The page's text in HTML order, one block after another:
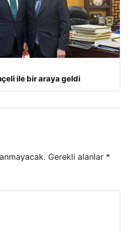
ile bir araya geldi
Gerekli alanlar *